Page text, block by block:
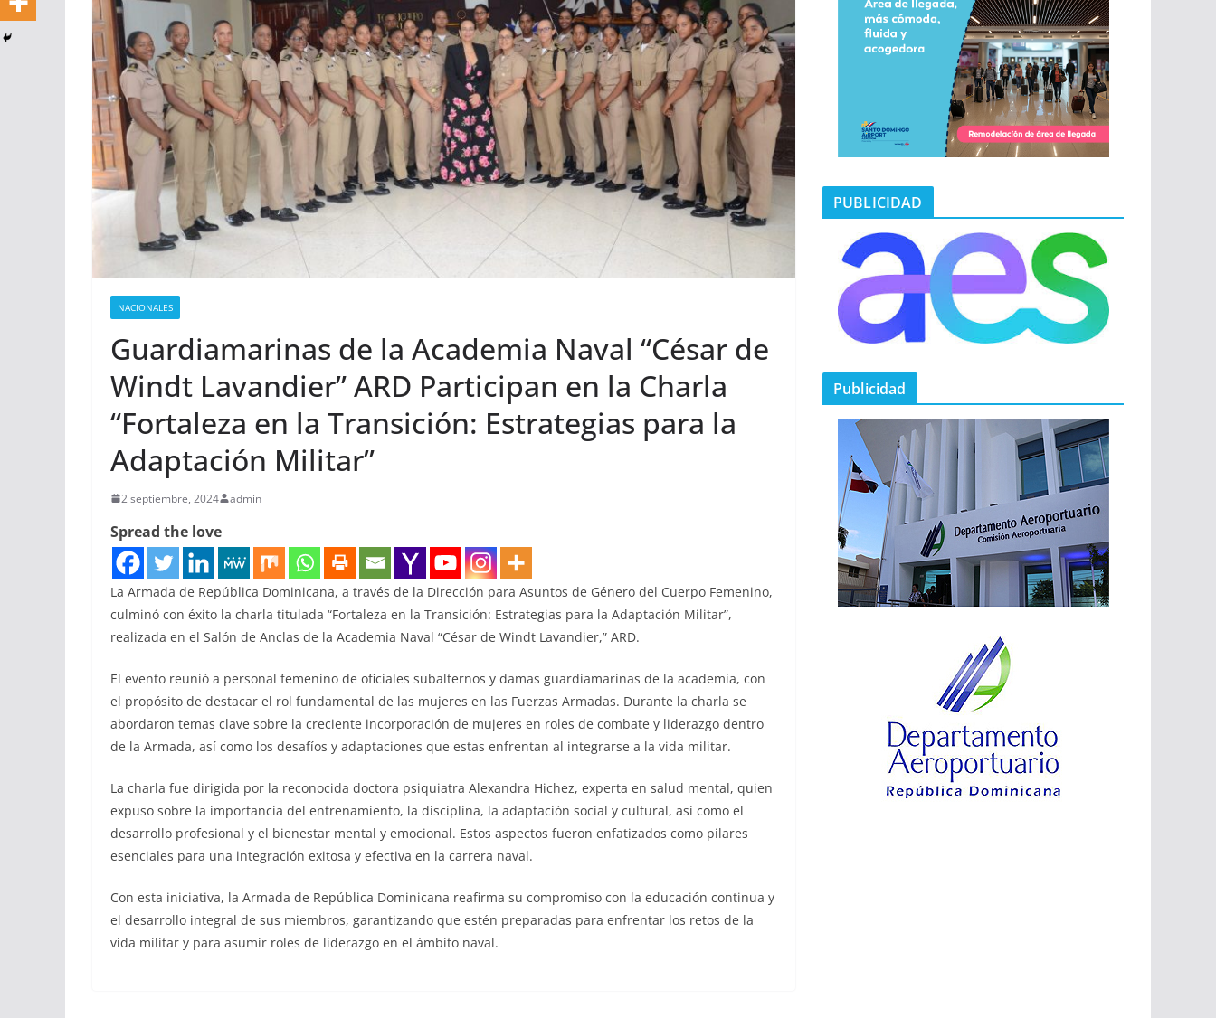
NACIONALES
Guardiamarinas de la Academia Naval “César de
Windt Lavandier” ARD Participan en la Charla
“Fortaleza en la Transición: Estrategias para la
Adaptación Militar”
2 septiembre, 2024 admin
Spread the love
La Armada de República Dominicana, a través de la Dirección para Asuntos de Género del Cuerpo Femenino,
culminó con éxito la charla titulada “Fortaleza en la Transición: Estrategias para la Adaptación Militar”,
realizada en el Salón de Anclas de la Academia Naval “César de Windt Lavandier,” ARD.
El evento reunió a personal femenino de oficiales subalternos y damas guardiamarinas de la academia, con
el propósito de destacar el rol fundamental de las mujeres en las Fuerzas Armadas. Durante la charla se
abordaron temas clave sobre la creciente incorporación de mujeres en roles de combate y liderazgo dentro
de la Armada, así como los desafíos y adaptaciones que estas enfrentan al integrarse a la vida militar.
La charla fue dirigida por la reconocida doctora psiquiatra Alexandra Hichez, experta en salud mental, quien
expuso sobre la importancia del entrenamiento, la disciplina, la adaptación social y cultural, así como el
desarrollo profesional y el bienestar mental y emocional. Estos aspectos fueron enfatizados como pilares
esenciales para una integración exitosa y efectiva en la carrera naval.
Con esta iniciativa, la Armada de República Dominicana reafirma su compromiso con la educación continua y
el desarrollo integral de sus miembros, garantizando que estén preparadas para enfrentar los retos de la
vida militar y para asumir roles de liderazgo en el ámbito naval.
PUBLICIDAD
Publicidad